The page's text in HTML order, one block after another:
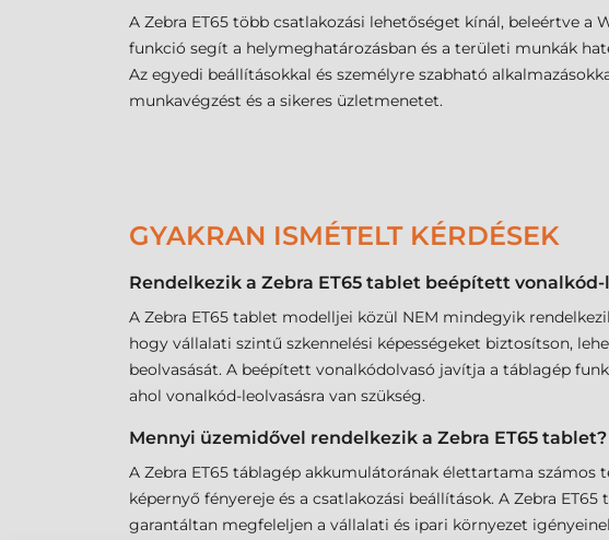
A Zebra ET65 több csatlakozási lehetőséget kínál, beleértve a
funkció segít a helymeghatározásban és a területi munkák
Az egyedi beállításokkal és személyre szabható
munkavégzést és a sikeres üzletmenetet.
GYAKRAN ISMÉTELT KÉRDÉSEK
Rendelkezik a Zebra ET65 tablet beépített vonalkód-
A Zebra ET65 tablet modelljei közül NEM mindegyik
hogy vállalati szintű szkennelési képességeket biztosítson,
beolvasását. A beépített vonalkódolvasó javítja a táblagép
ahol vonalkód-leolvasásra van szükség.
Mennyi üzemidővel rendelkezik a Zebra ET65 tablet?
A Zebra ET65 táblagép akkumulátorának élettartama
képernyő fényereje és a csatlakozási beállítások. A Zebra
garantáltan megfeleljen a vállalati és ipari környezet